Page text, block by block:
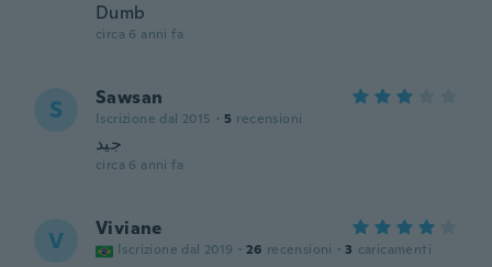
Dumb
circa 6 anni fa
S Sawsan
Iscrizione dal 2015 · 5 recensioni
جيد
circa 6 anni fa
V Viviane
Iscrizione dal 2019 · 26 recensioni · 3 caricamenti